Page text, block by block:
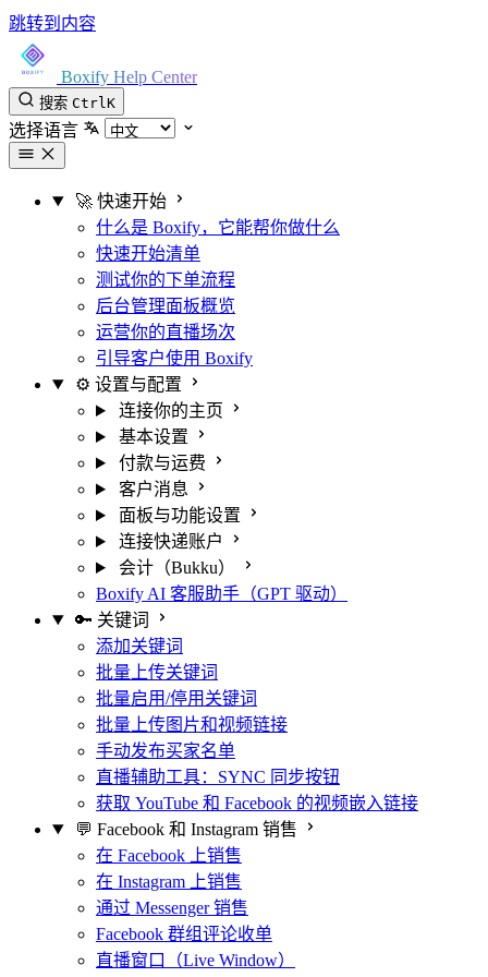
跳转到内容
Boxify Help Center
搜索 CtrlK
选择语言
🚀 快速开始
什么是 Boxify，它能帮你做什么
快速开始清单
测试你的下单流程
后台管理面板概览
运营你的直播场次
引导客户使用 Boxify
⚙️ 设置与配置
连接你的主页
基本设置
付款与运费
客户消息
面板与功能设置
连接快递账户
会计（Bukku）
Boxify AI 客服助手（GPT 驱动）
🔑 关键词
添加关键词
批量上传关键词
批量启用/停用关键词
批量上传图片和视频链接
手动发布买家名单
直播辅助工具：SYNC 同步按钮
获取 YouTube 和 Facebook 的视频嵌入链接
💬 Facebook 和 Instagram 销售
在 Facebook 上销售
在 Instagram 上销售
通过 Messenger 销售
Facebook 群组评论收单
直播窗口（Live Window）